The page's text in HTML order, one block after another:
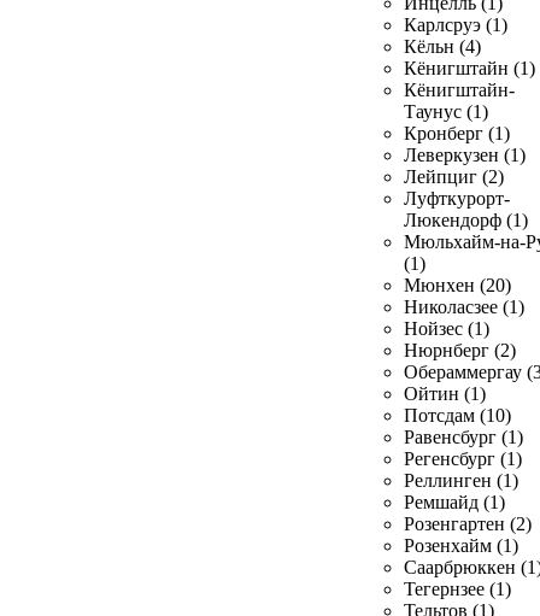
Карлсруэ (1)
Кёльн (4)
Кёнигштайн (1)
Кёнигштайн-
Таунус (1)
Кронберг (1)
Леверкузен (1)
Лейпциг (2)
Луфткурорт-
Люкендорф (1)
Мюльхайм-на-
(1)
Мюнхен (20)
Николасзее (1)
Нойзес (1)
Нюрнберг (2)
Обераммергау
Ойтин (1)
Потсдам (10)
Равенсбург (1)
Регенсбург (1)
Реллинген (1)
Ремшайд (1)
Розенгартен (2)
Розенхайм (1)
Саарбрюккен
Тегернзее (1)
Тельтов (1)